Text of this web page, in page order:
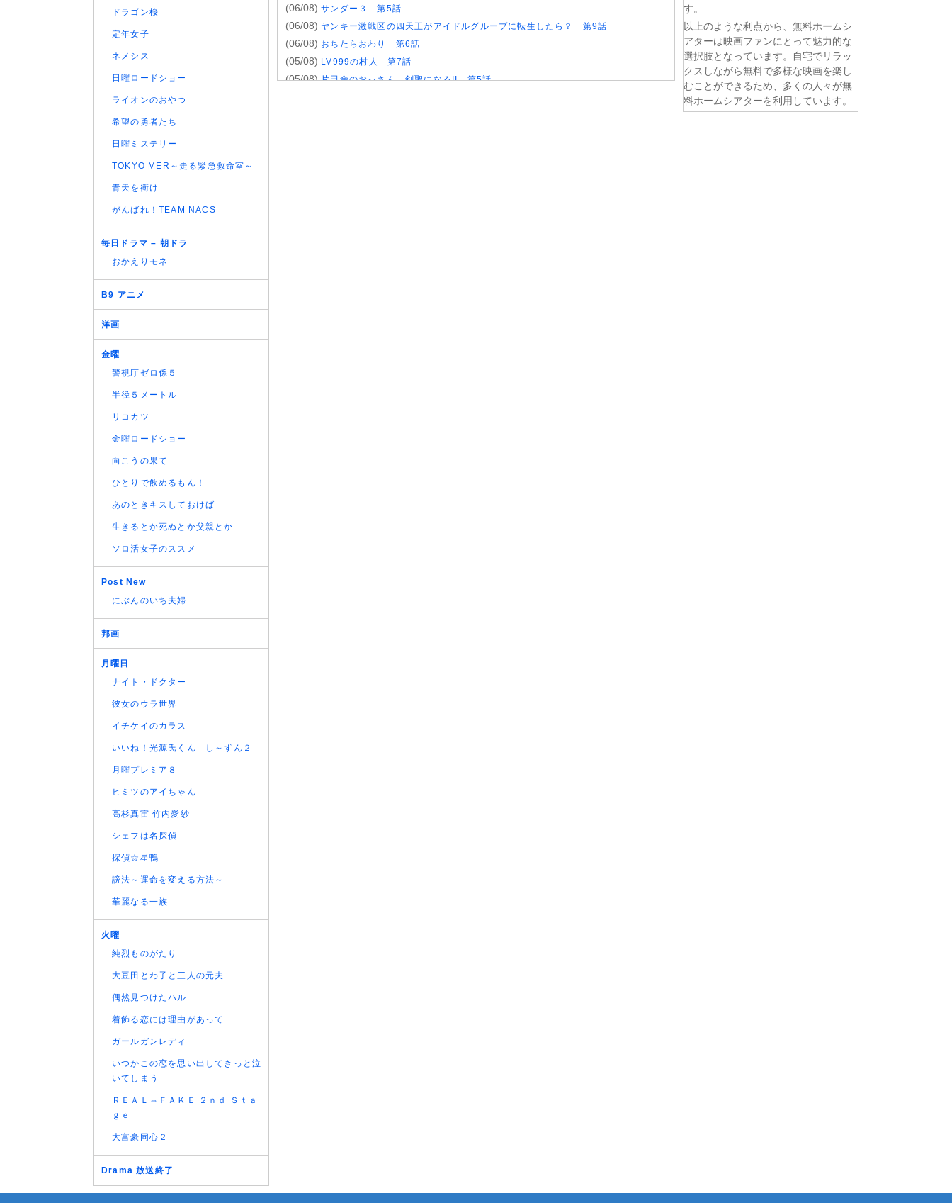
(06/08)サンダー３ 第5話
(06/08) ヤンキー激戦区の四天王がアイドルグループに転生したら？ 第9話
(06/08) おちたらおわり 第6話
(05/08) LV999の村人 第7話
(05/08)片田舎のおっさん、剣聖になるII 第5話
す。
以上のような利点から、無料ホームシ
アターは映画ファンにとって魅力的な
選択肢となっています。自宅でリラッ
クスしながら無料で多様な映画を楽し
むことができるため、多くの人々が無
料ホームシアターを利用しています。
ドラゴン桜
定年女子
ネメシス
日曜ロードショー
ライオンのおやつ
希望の勇者たち
日曜ミステリー
TOKYO MER～走る緊急救命室～
青天を衝け
がんばれ！TEAM NACS
毎日ドラマ – 朝ドラ
おかえりモネ
B9 アニメ
洋画
金曜
警視庁ゼロ係５
半径５メートル
リコカツ
金曜ロードショー
向こうの果て
ひとりで飲めるもん！
あのときキスしておけば
生きるとか死ぬとか父親とか
ソロ活女子のススメ
Post New
にぶんのいち夫婦
邦画
月曜日
ナイト・ドクター
彼女のウラ世界
イチケイのカラス
いいね！光源氏くん し～ずん２
月曜プレミア８
ヒミツのアイちゃん
高杉真宙 竹内愛紗
シェフは名探偵
探偵☆星鴨
謗法～運命を変える方法～
華麗なる一族
火曜
純烈ものがたり
大豆田とわ子と三人の元夫
偶然見つけたハル
着飾る恋には理由があって
ガールガンレディ
いつかこの恋を思い出してきっと泣
いてしまう
ＲＥＡＬ⇔ＦＡＫＥ ２ｎｄ Ｓｔａ
ｇｅ
大富豪同心２
Drama 放送終了